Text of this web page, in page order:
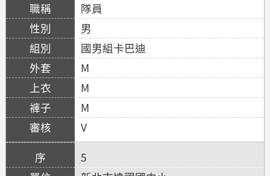
隊員
男
國男組卡巴迪
M
M
M
V
5